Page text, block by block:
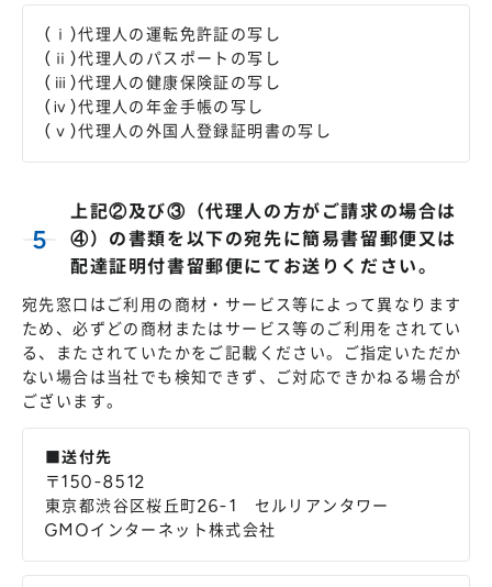
(ⅰ)代理人の運転免許証の写し
(ⅱ)代理人のパスポートの写し
(ⅲ)代理人の健康保険証の写し
(ⅳ)代理人の年金手帳の写し
(ⅴ)代理人の外国人登録証明書の写し
上記②及び③（代理人の方がご請求の場合は
④）の書類を以下の宛先に簡易書留郵便又は
配達証明付書留郵便にてお送りください。
宛先窓口はご利用の商材・サービス等によって異なります
ため、必ずどの商材またはサービス等のご利用をされてい
る、またされていたかをご記載ください。ご指定いただか
ない場合は当社でも検知できず、ご対応できかねる場合が
ございます。
■送付先
〒150-8512
東京都渋谷区桜丘町26-1 セルリアンタワー
GMOインターネット株式会社